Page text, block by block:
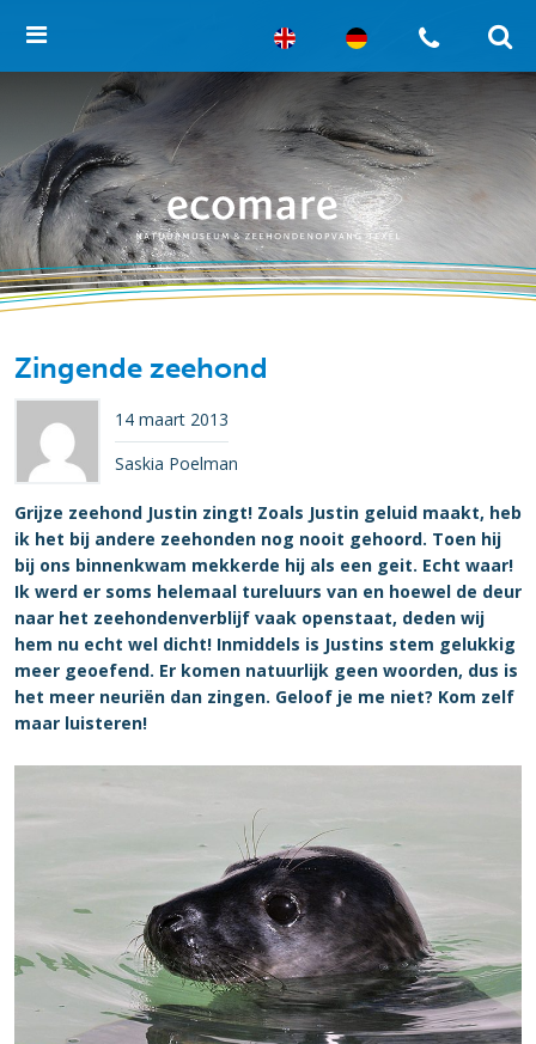
Zingende zeehond
14 maart 2013
Saskia Poelman
Grijze zeehond Justin zingt! Zoals Justin geluid maakt, heb
ik het bij andere zeehonden nog nooit gehoord. Toen hij
bij ons binnenkwam mekkerde hij als een geit. Echt waar!
Ik werd er soms helemaal tureluurs van en hoewel de deur
naar het zeehondenverblijf vaak openstaat, deden wij
hem nu echt wel dicht! Inmiddels is Justins stem gelukkig
meer geoefend. Er komen natuurlijk geen woorden, dus is
het meer neuriën dan zingen. Geloof je me niet? Kom zelf
maar luisteren!